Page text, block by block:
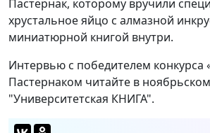
Пастернак, которому вручили
хрустальное яйцо с алмазной
миниатюрной книгой внутри.
Интервью с победителем конкурса
Пастернаком читайте в
"Университетская КНИГА".